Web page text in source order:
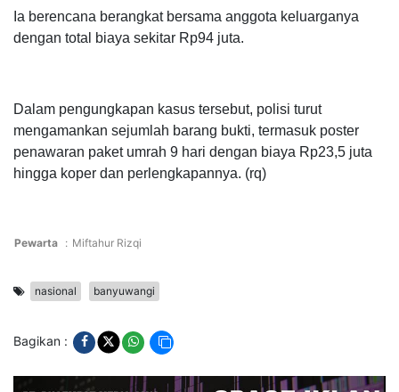
Ia berencana berangkat bersama anggota keluarganya
dengan total biaya sekitar Rp94 juta.
Dalam pengungkapan kasus tersebut, polisi turut
mengamankan sejumlah barang bukti, termasuk poster
penawaran paket umrah 9 hari dengan biaya Rp23,5 juta
hingga koper dan perlengkapannya. (rq)
Pewarta : Miftahur Rizqi
nasional banyuwangi
Bagikan :